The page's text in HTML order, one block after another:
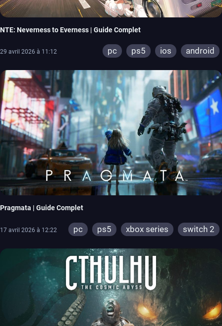
NTE: Neverness to Everness | Guide Complet
29 avril 2026 à 11:12 pc ps5 ios android
Pragmata | Guide Complet
17 avril 2026 à 12:22 pc ps5 xbox series switch 2